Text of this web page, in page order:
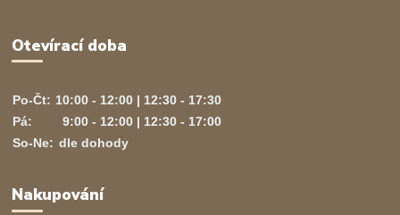
Otevírací doba
Po-Čt: 10:00 - 12:00 | 12:30 - 17:30
Pá:
9:00 - 12:00 | 12:30 - 17:00
So-Ne: dle dohody
Nakupování